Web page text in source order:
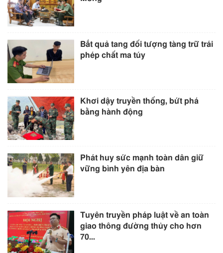
Bắt quả tang đối tượng tàng trữ trái
phép chất ma túy
Khơi dậy truyền thống, bứt phá
bằng hành động
Phát huy sức mạnh toàn dân giữ
vững bình yên địa bàn
Tuyên truyền pháp luật về an toàn
giao thông đường thủy cho hơn
70...